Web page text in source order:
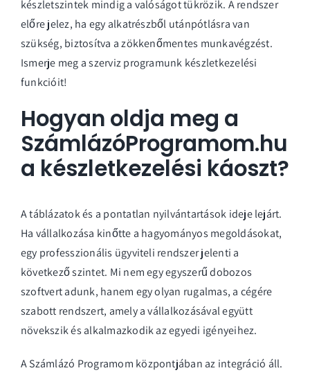
készletszintek mindig a valóságot tükrözik. A rendszer
előre jelez, ha egy alkatrészből utánpótlásra van
szükség, biztosítva a zökkenőmentes munkavégzést.
Ismerje meg aszerviz programunk készletkezelési
funkcióit!
Hogyan oldja meg a
SzámlázóProgramom.hu
a készletkezelési káoszt?
A táblázatok és a pontatlan nyilvántartások ideje lejárt.
Ha vállalkozása kinőtte a hagyományos megoldásokat,
egy professzionális ügyviteli rendszer jelenti a
következő szintet. Mi nem egy egyszerű dobozos
szoftvert adunk, hanem egy olyan rugalmas, a cégére
szabott rendszert, amely a vállalkozásával együtt
növekszik és alkalmazkodik az egyedi igényeihez.
A Számlázó Programom központjában az integráció áll.